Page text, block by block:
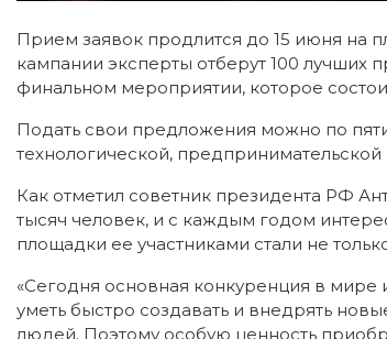
Прием заявок продлится до 15 июня на
кампании эксперты отберут 100 лучших
финальном мероприятии, которое
Подать свои предложения можно по
технологической,
Как отметил советник президента РФ
тысяч человек, и с каждым годом
площадки ее участниками стали не
«Сегодня основная конкуренция в мире
уметь быстро создавать и внедрять
людей. Поэтому особую ценность